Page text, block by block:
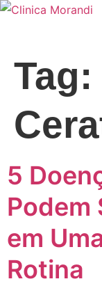
Tag:
5
Podem
em
Rotina